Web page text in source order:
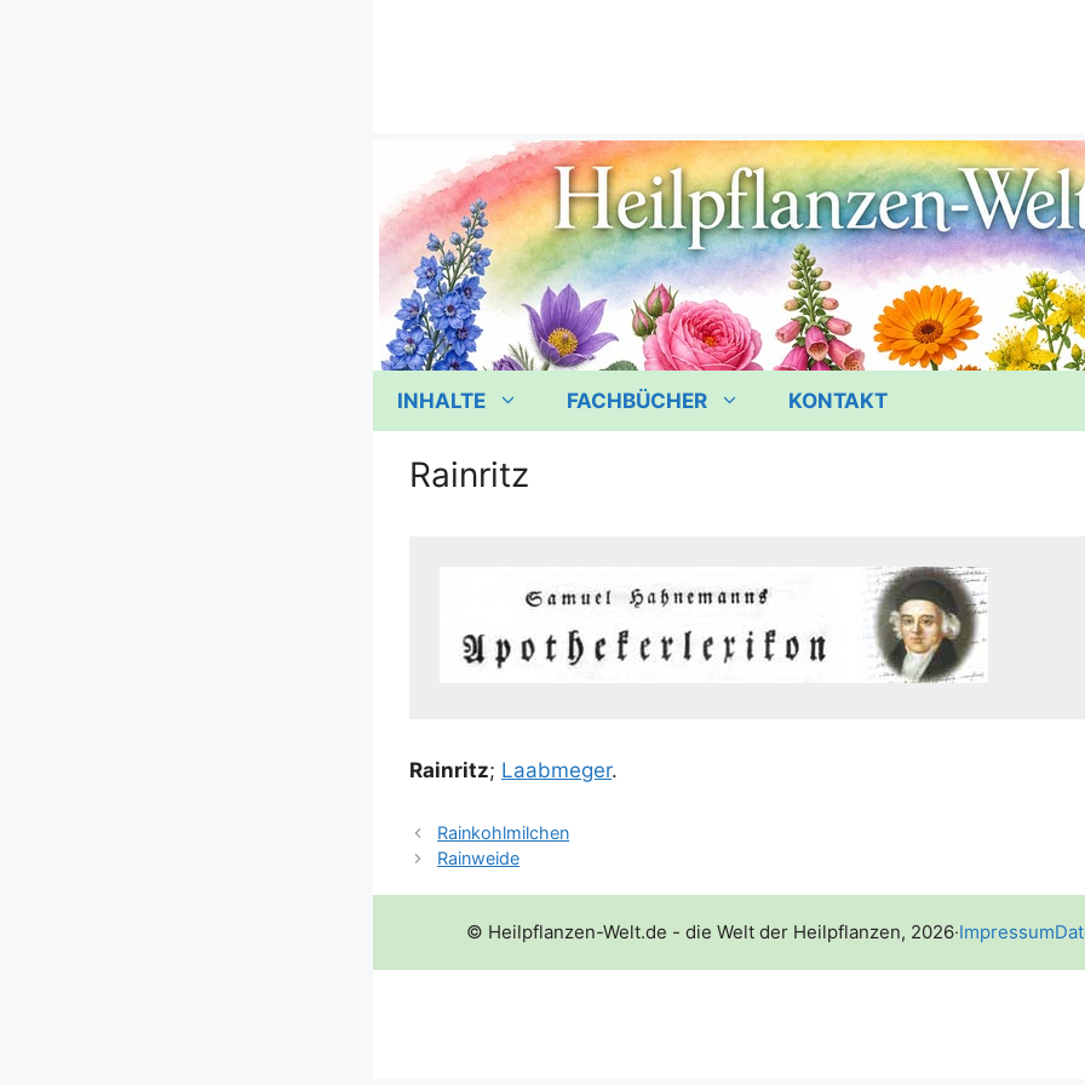
INHALTE FACHBÜCHER KONTAKT
Rainritz
Rain­ritz; Laab­me­ger.
Rainkohlmilchen
Rainweide
© Heilpflanzen-Welt.de - die Welt der Heilpflanzen, 2026·Impressum